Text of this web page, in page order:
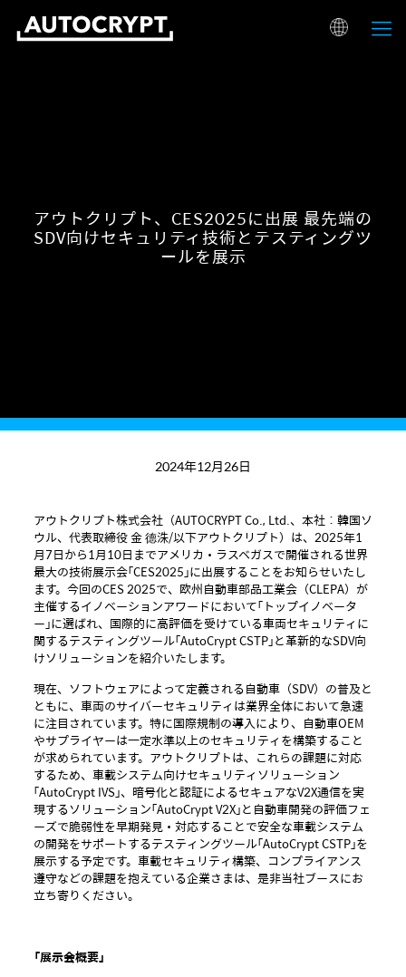
アウトクリプト、CES2025に出展 最先端の
SDV向けセキュリティ技術とテスティングツ
ールを展示
2024年12月26日
アウトクリプト株式会社（AUTOCRYPT Co., Ltd.、本社：韓国ソ
ウル、代表取締役 金 德洙/以下アウトクリプト）は、2025年1
月7日から1月10日までアメリカ・ラスベガスで開催される世界
最大の技術展示会「CES2025」に出展することをお知らせいたし
ます。今回のCES 2025で、欧州自動車部品工業会（CLEPA）が
主催するイノベーションアワードにおいて「トップイノベータ
ー」に選ばれ、国際的に高評価を受けている車両セキュリティに
関するテスティングツール「AutoCrypt CSTP」と革新的なSDV向
けソリューションを紹介いたします。
現在、ソフトウェアによって定義される自動車（SDV）の普及と
ともに、車両のサイバーセキュリティは業界全体において急速
に注目されています。特に国際規制の導入により、自動車OEM
やサプライヤーは一定水準以上のセキュリティを構築すること
が求められています。アウトクリプトは、これらの課題に対応
するため、車載システム向けセキュリティソリューション
「AutoCrypt IVS」、暗号化と認証によるセキュアなV2X通信を実
現するソリューション「AutoCrypt V2X」と自動車開発の評価フェ
ーズで脆弱性を早期発見・対応することで安全な車載システム
の開発をサポートするテスティングツール「AutoCrypt CSTP」を
展示する予定です。車載セキュリティ構築、コンプライアンス
遵守などの課題を抱えている企業さまは、是非当社ブースにお
立ち寄りください。
「展示会概要」